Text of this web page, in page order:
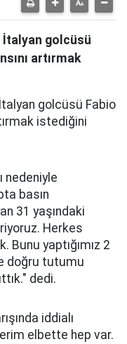
İtalyan golcüsü
artırmak
golcüsü Fabio
istediğini
nedeniyle
basın
31 yaşındaki
Herkes
Bunu yaptığımız 2
doğru tutumu
dedi.
iddialı
elbette hep var.